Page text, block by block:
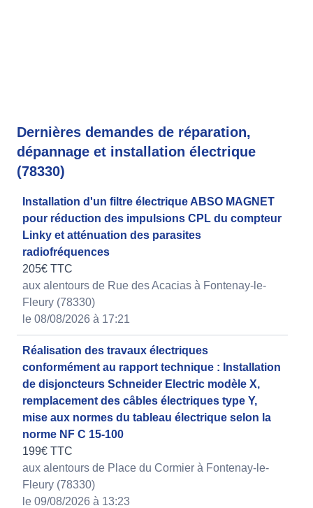
Dernières demandes de réparation,
dépannage et installation électrique
(78330)
Installation d'un filtre électrique ABSO MAGNET
pour réduction des impulsions CPL du compteur
Linky et atténuation des parasites
radiofréquences
205€ TTC
aux alentours de Rue des Acacias à Fontenay-le-
Fleury (78330)
le 08/08/2026 à 17:21
Réalisation des travaux électriques
conformément au rapport technique : Installation
de disjoncteurs Schneider Electric modèle X,
remplacement des câbles électriques type Y,
mise aux normes du tableau électrique selon la
norme NF C 15-100
199€ TTC
aux alentours de Place du Cormier à Fontenay-le-
Fleury (78330)
le 09/08/2026 à 13:23